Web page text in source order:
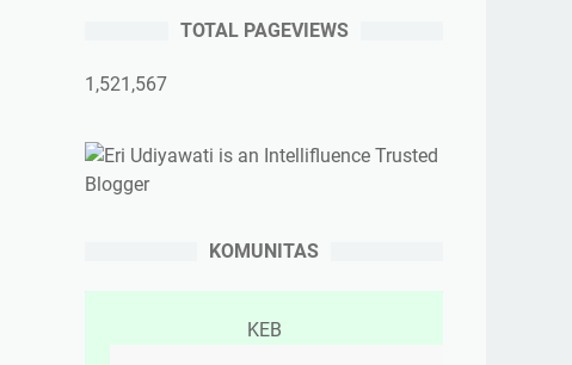
TOTAL PAGEVIEWS
1,521,567
KOMUNITAS
KEB